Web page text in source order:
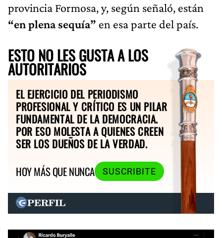
provincia Formosa, y, según señaló, están
“en plena sequía” en esa parte del país.
ESTO NO LES GUSTA A LOS
AUTORITARIOS
EL EJERCICIO DEL PERIODISMO
PROFESIONAL Y CRÍTICO ES UN PILAR
FUNDAMENTAL DE LA DEMOCRACIA.
POR ESO MOLESTA A QUIENES CREEN
SER LOS DUEÑOS DE LA VERDAD.
HOY MÁS QUE NUNCA
SUSCRIBITE